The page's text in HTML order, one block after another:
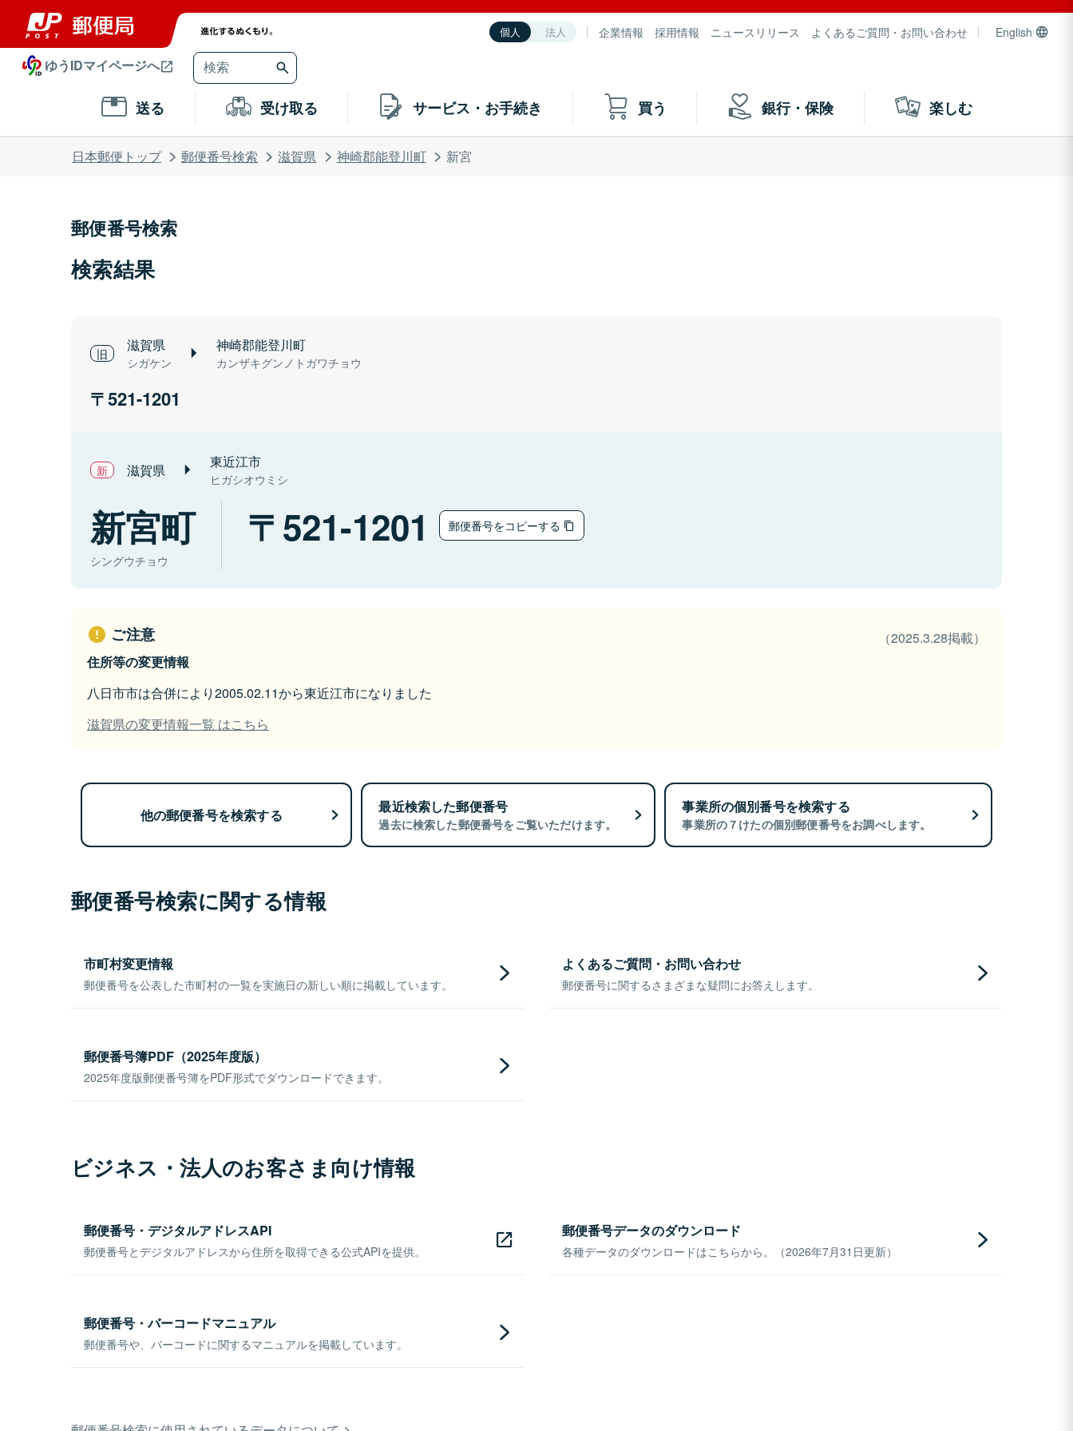
個人 法人 企業情報 採用情報 ニュースリリース よくあるご質問・お問い合わせ English
ゆうIDマイページへ
送る 受け取る サービス・お手続き 買う 銀行・保険 楽しむ
日本郵便トップ 郵便番号検索 滋賀県 神崎郡能登川町 新宮
郵便番号検索
検索結果
滋賀県
シガケン
神崎郡能登川町
カンザキグンノトガワチョウ
521-1201
滋賀県 東近江市
ヒガシオウミシ
新宮町
シングウチョウ
521-1201 郵便番号をコピーする
ご注意
（2025.3.28掲載）
住所等の変更情報
八日市市は合併により2005.02.11から東近江市になりました
滋賀県の変更情報一覧 はこちら
他の郵便番号を検索する 最近検索した郵便番号
過去に検索した郵便番号をご覧いただけます。
事業所の個別番号を検索する
事業所の７けたの個別郵便番号をお調べします。
郵便番号検索に関する情報
市町村変更情報
郵便番号を公表した市町村の一覧を実施日の新しい順に掲載しています。
よくあるご質問・お問い合わせ
郵便番号に関するさまざまな疑問にお答えします。
郵便番号簿PDF（2025年度版）
2025年度版郵便番号簿をPDF形式でダウンロードできます。
ビジネス・法人のお客さま向け情報
郵便番号・デジタルアドレスAPI
郵便番号とデジタルアドレスから住所を取得できる公式APIを提供。
郵便番号データのダウンロード
各種データのダウンロードはこちらから。（2026年7月31日更新）
郵便番号・バーコードマニュアル
郵便番号や、バーコードに関するマニュアルを掲載しています。